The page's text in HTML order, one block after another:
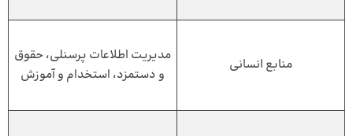
منابع انسانی
مدیریت اطلاعات پرسنلی، حقوق
و دستمزد، استخدام و آموزش